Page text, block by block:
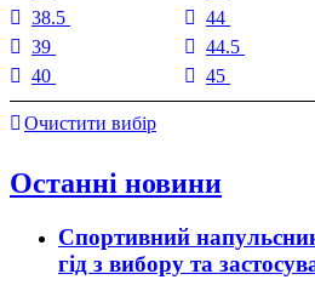
38.5
39
40
44
44.5
45
Очистити вибір
Останні новини
Спортивний
гід з вибору та